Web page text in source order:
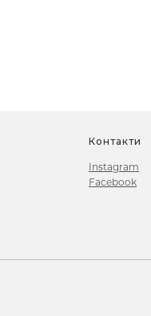
Контакти
Instagram
Facebook